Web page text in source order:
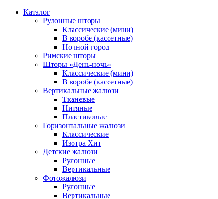
Каталог
Рулонные шторы
Классические (мини)
В коробе (кассетные)
Ночной город
Римские шторы
Шторы «День-ночь»
Классические (мини)
В коробе (кассетные)
Вертикальные жалюзи
Тканевые
Нитяные
Пластиковые
Горизонтальные жалюзи
Классические
Изотра Хит
Детские жалюзи
Рулонные
Вертикальные
Фотожалюзи
Рулонные
Вертикальные